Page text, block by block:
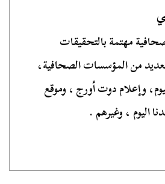
مهتمة بالتحقيقات
من المؤسسات الصحافية،
وإعلام دوت أورج ، وموقع
اليوم ، وغيرهم .